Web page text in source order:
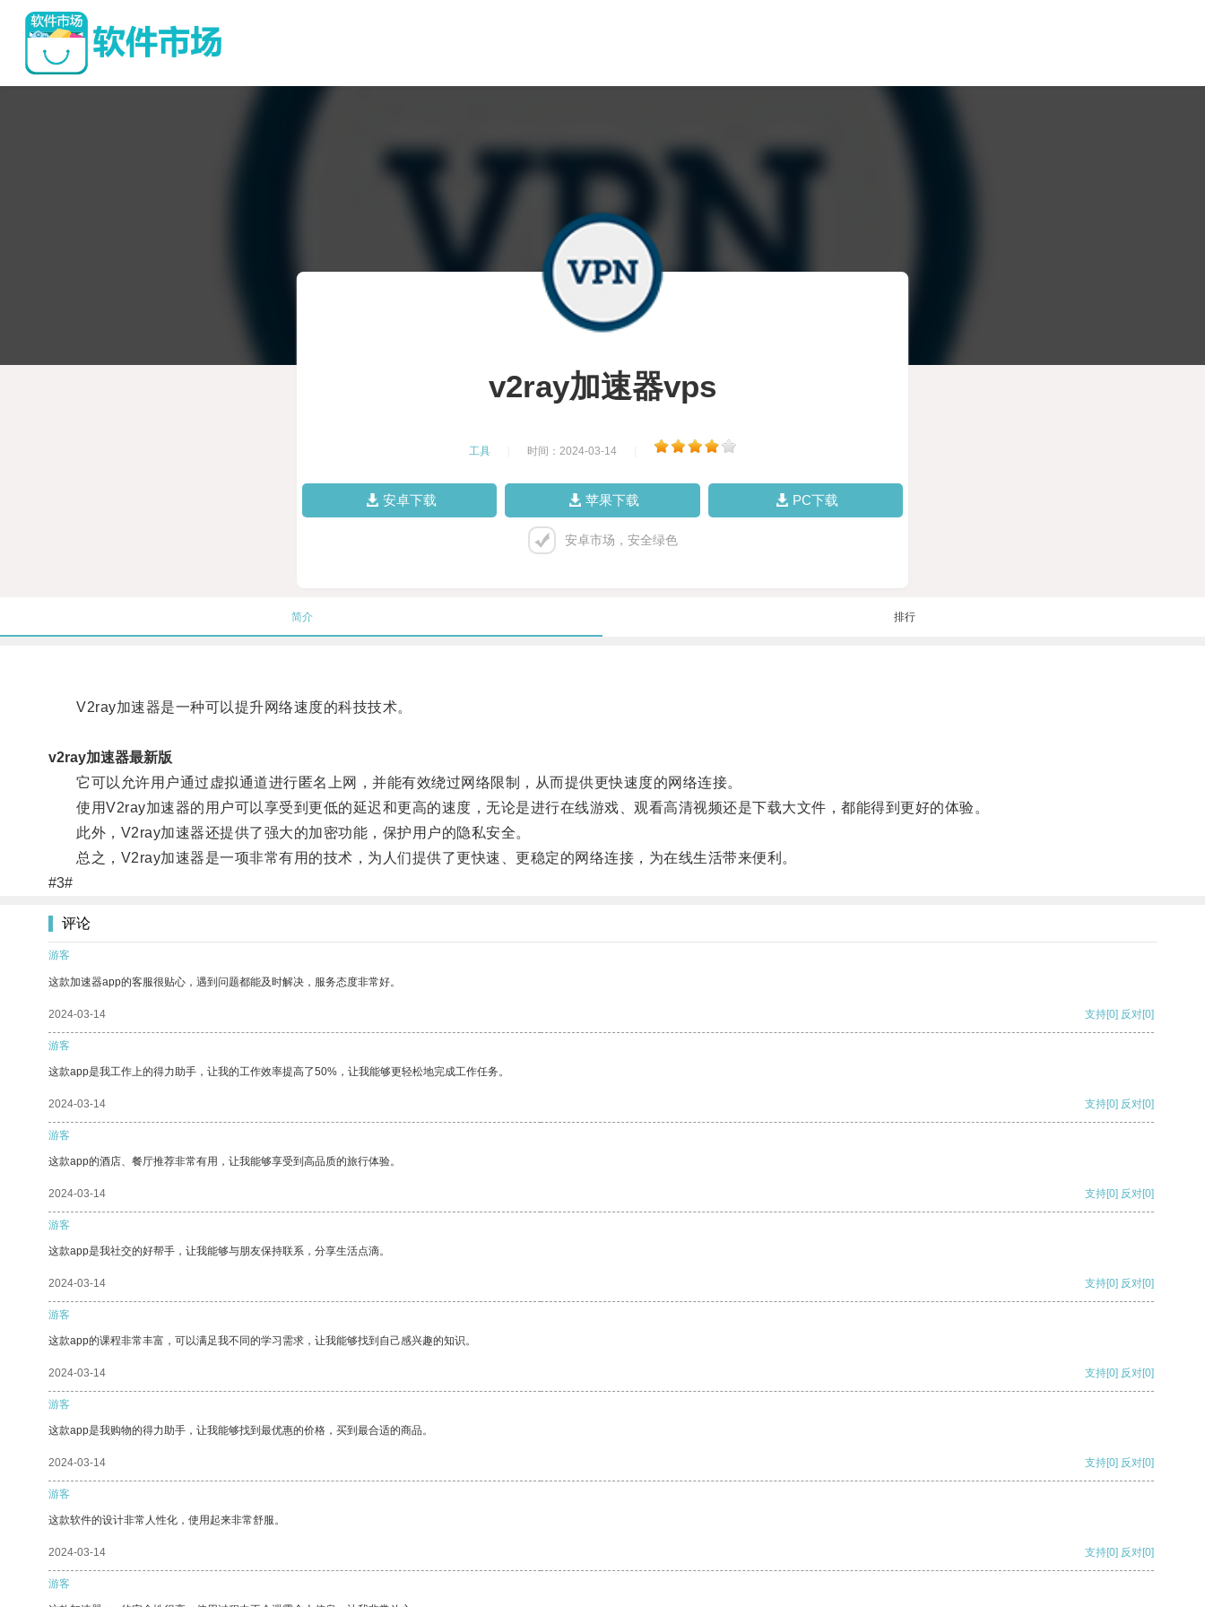
v2ray加速器vps
工具 时间：2024-03-14
安卓下载 苹果下载 PC下载
安卓市场，安全绿色
简介 排行
V2ray加速器是一种可以提升网络速度的科技技术。
v2ray加速器最新版
它可以允许用户通过虚拟通道进行匿名上网，并能有效绕过网络限制，从而提供更快速度的网络连接。
使用V2ray加速器的用户可以享受到更低的延迟和更高的速度，无论是进行在线游戏、观看高清视频还是下载大文件，都能得到更好的体验。
此外，V2ray加速器还提供了强大的加密功能，保护用户的隐私安全。
总之，V2ray加速器是一项非常有用的技术，为人们提供了更快速、更稳定的网络连接，为在线生活带来便利。
#3#
评论
游客
这款加速器app的客服很贴心，遇到问题都能及时解决，服务态度非常好。
2024-03-14 支持[0] 反对[0]
游客
这款app是我工作上的得力助手，让我的工作效率提高了50%，让我能够更轻松地完成工作任务。
2024-03-14 支持[0] 反对[0]
游客
这款app的酒店、餐厅推荐非常有用，让我能够享受到高品质的旅行体验。
2024-03-14 支持[0] 反对[0]
游客
这款app是我社交的好帮手，让我能够与朋友保持联系，分享生活点滴。
2024-03-14 支持[0] 反对[0]
游客
这款app的课程非常丰富，可以满足我不同的学习需求，让我能够找到自己感兴趣的知识。
2024-03-14 支持[0] 反对[0]
游客
这款app是我购物的得力助手，让我能够找到最优惠的价格，买到最合适的商品。
2024-03-14 支持[0] 反对[0]
游客
这款软件的设计非常人性化，使用起来非常舒服。
2024-03-14 支持[0] 反对[0]
游客